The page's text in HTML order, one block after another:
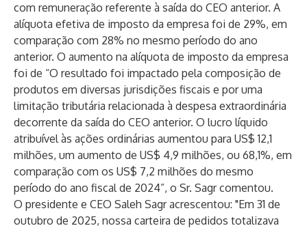
com remuneração referente à saída do CEO anterior. A
alíquota efetiva de imposto da empresa foi de 29%, em
comparação com 28% no mesmo período do ano
anterior. O aumento na alíquota de imposto da empresa
foi de “O resultado foi impactado pela composição de
produtos em diversas jurisdições fiscais e por uma
limitação tributária relacionada à despesa extraordinária
decorrente da saída do CEO anterior. O lucro líquido
atribuível às ações ordinárias aumentou para US$ 12,1
milhões, um aumento de US$ 4,9 milhões, ou 68,1%, em
comparação com os US$ 7,2 milhões do mesmo
período do ano fiscal de 2024”, o Sr. Sagr comentou.
O presidente e CEO Saleh Sagr acrescentou: "Em 31 de
outubro de 2025, nossa carteira de pedidos totalizava